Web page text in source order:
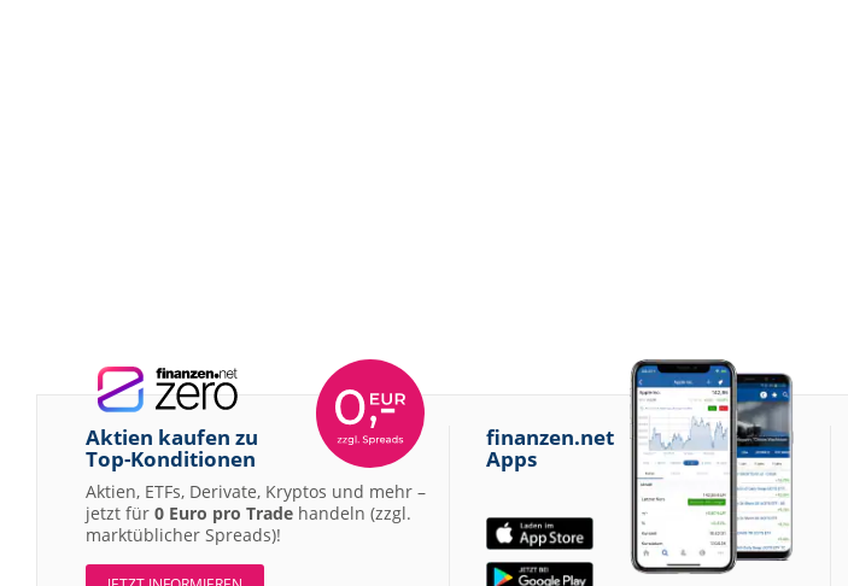
Aktien kaufen zu
Top-Konditionen
Aktien, ETFs, Derivate, Kryptos und mehr –
jetzt für 0 Euro pro Trade handeln (zzgl.
marktüblicher Spreads)!
finanzen.net
Apps